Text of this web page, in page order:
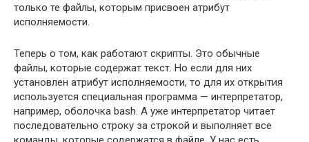
только те файлы, которым присвоен атрибут
исполняемости.
Теперь о том, как работают скрипты. Это обычные
файлы, которые содержат текст. Но если для них
установлен атрибут исполняемости, то для их открытия
используется специальная программа — интерпретатор,
например, оболочка bash. А уже интерпретатор читает
последовательно строку за строкой и выполняет все